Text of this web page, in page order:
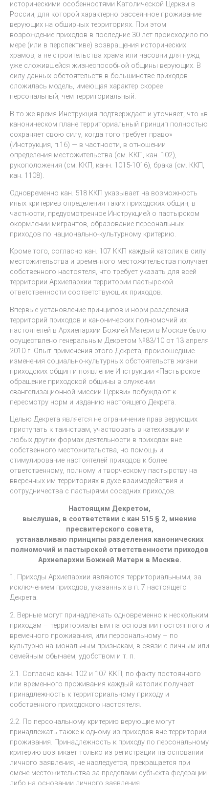
историческими особенностями Католической Церкви в
России, для которой характерно рассеянное проживание
верующих на обширных территориях. При этом
возрождение приходов в последние 30 лет происходило по
мере (или в перспективе) возвращения исторических
храмов, а не строительства храма или часовни для нужд
уже сложившейся жизнеспособной общины верующих. В
силу данных обстоятельств в большинстве приходов
сложилась модель, имеющая характер скорее
персональный, чем территориальный.
В то же время Инструкция подтверждает и уточняет, что «в
каноническом плане территориальный принцип полностью
сохраняет свою силу, когда того требует право»
(Инструкция, п.16) — в частности, в отношении
определения местожительства (см. ККП, кан. 102),
рукоположения (см. ККП, канн. 1015-1016), брака (см. ККП,
кан. 1108).
Одновременно кан. 518 ККП указывает на возможность
иных критериев определения таких приходских общин, в
частности, предусмотренное Инструкцией о пастырском
окормлении мигрантов, образование персональных
приходов по национально-культурному критерию.
Кроме того, согласно кан. 107 ККП каждый католик в силу
местожительства и временного местожительства получает
собственного настоятеля, что требует указать для всей
территории Архиепархии территории пастырской
ответственности соответствующих приходов.
Впервые установление принципов и норм разделения
территорий приходов и канонических полномочий их
настоятелей в Архиепархии Божией Матери в Москве было
осуществлено генеральным Декретом №83/10 от 13 апреля
2010 г. Опыт применения этого Декрета, произошедшие
изменения социально-культурных обстоятельств жизни
приходских общин и появление Инструкции «Пастырское
обращение приходской общины в служении
евангелизационной миссии Церкви» побуждают к
пересмотру норм и изданию настоящего Декрета.
Целью Декрета является не ограничение прав верующих
приступать к таинствам, участвовать в катехизации и
любых других формах деятельности в приходах вне
собственного местожительства, но помощь и
стимулирование настоятелей приходов к более
ответственному, полному и творческому пастырству на
вверенных им территориях в духе взаимодействия и
сотрудничества с пастырями соседних приходов.
Настоящим Декретом,
выслушав, в соответствии с кан 515 § 2, мнение
пресвитерского совета,
устанавливаю принципы разделения канонических
полномочий и пастырской ответственности приходов
Архиепархии Божией Матери в Москве.
1. Приходы Архиепархии являются территориальными, за
исключением приходов, указанных в п. 7 настоящего
Декрета.
2. Верные могут принадлежать одновременно к нескольким
приходам – территориальным на основании постоянного и
временного проживания, или персональному – по
культурно-национальным признакам, в связи с личным или
семейным обычаем, удобством и т. п.
2.1. Согласно канн. 102 и 107 ККП, по факту постоянного
или временного проживания каждый католик получает
принадлежность к территориальному приходу и
собственного приходского настоятеля.
2.2. По персональному критерию верующие могут
принадлежать также к одному из приходов вне территории
проживания. Принадлежность к приходу по персональному
критерию возникает только из регистрации на основании
личного заявления, не наследуется, прекращается при
смене местожительства за пределами субъекта федерации
либо на основании личного заявления.